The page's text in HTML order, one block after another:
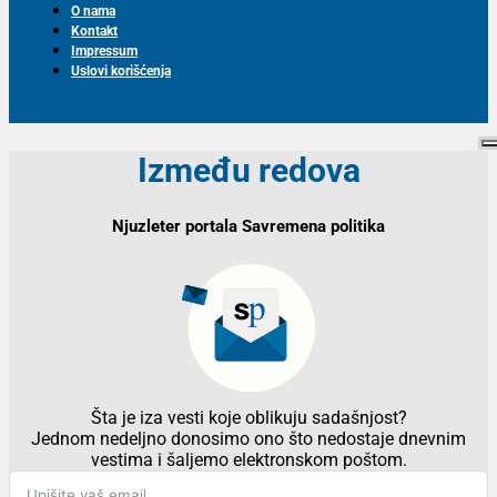
O nama
Kontakt
Impressum
Uslovi korišćenja
Između redova
Njuzleter portala Savremena politika
Šta je iza vesti koje oblikuju sadašnjost?
Jednom nedeljno donosimo ono što nedostaje dnevnim
vestima i šaljemo elektronskom poštom.